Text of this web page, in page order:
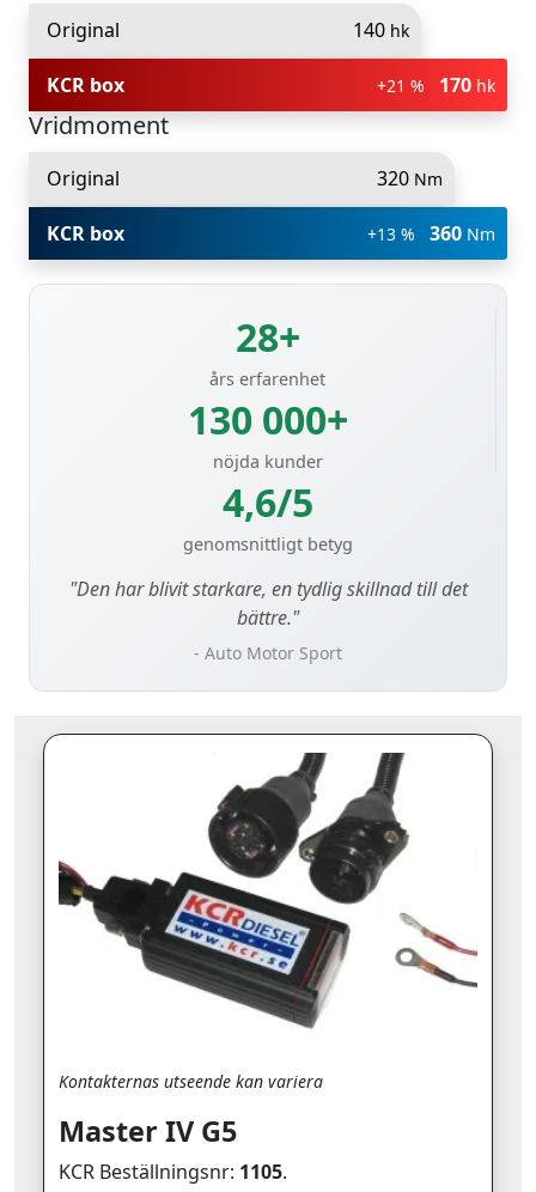
Original 140 hk
KCR box +21 % 170 hk
Vridmoment
Original 320 Nm
KCR box +13 % 360 Nm
28+
års erfarenhet
130 000+
nöjda kunder
4,6/5
genomsnittligt betyg
"Den har blivit starkare, en tydlig skillnad till det
bättre."
- Auto Motor Sport
Kontakternas utseende kan variera
Master IV G5
KCR Beställningsnr: 1105.